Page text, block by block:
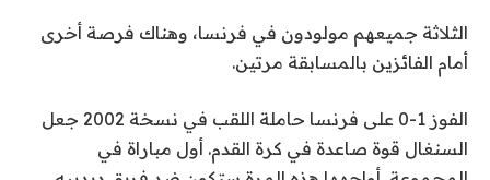
الثلاثة جميعهم مولودون في فرنسا، وهناك فرصة أخرى
أمام الفائزين بالمسابقة مرتين.
الفوز 1-0 على فرنسا حاملة اللقب في نسخة 2002 جعل
السنغال قوة صاعدة في كرة القدم. أول مباراة في